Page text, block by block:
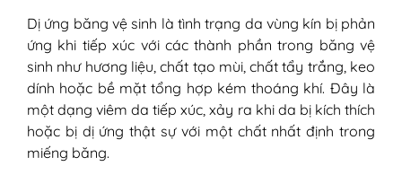
Dị ứng băng vệ sinh là tình trạng da vùng kín bị phản
ứng khi tiếp xúc với các thành phần trong băng vệ
sinh như hương liệu, chất tạo mùi, chất tẩy trắng, keo
dính hoặc bề mặt tổng hợp kém thoáng khí. Đây là
một dạng viêm da tiếp xúc, xảy ra khi da bị kích thích
hoặc bị dị ứng thật sự với một chất nhất định trong
miếng băng.